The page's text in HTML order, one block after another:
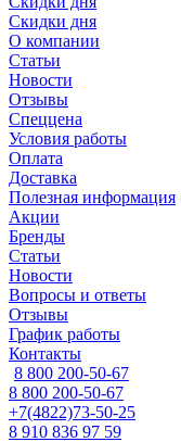
Скидки дня
О компании
Статьи
Новости
Отзывы
Спеццена
Условия работы
Оплата
Доставка
Полезная информация
Акции
Бренды
Статьи
Новости
Вопросы и ответы
Отзывы
График работы
Контакты
8 800 200-50-67
8 800 200-50-67
+7(4822)73-50-25
8 910 836 97 59